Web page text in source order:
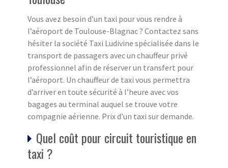
Vous avez besoin d’un taxi pour vous rendre à
l’aéroport de Toulouse-Blagnac ? Contactez sans
hésiter la société Taxi Ludivine spécialisée dans le
transport de passagers avec un chauffeur privé
professionnel afin de réserver un transfert pour
l’aéroport. Un chauffeur de taxi vous permettra
d’arriver en toute sécurité à l’heure avec vos
bagages au terminal auquel se trouve votre
compagnie aérienne. Prix d’un taxi sur demande.
Quel coût pour circuit touristique en
taxi ?